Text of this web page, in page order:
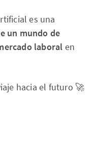
es una
un mundo de
laboral en
hacia el futuro 🚀